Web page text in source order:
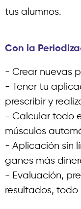
tus alumnos.
Con la
- Crear nuevas
- Tener tu
prescribir y
- Calcular todo
músculos
- Aplicación sin
ganes más
- Evaluación,
resultados, todo